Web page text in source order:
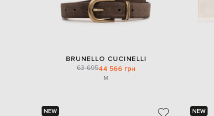
BRUNELLO CUCINELLI
63 69544 566 грн
M
NEW
NEW